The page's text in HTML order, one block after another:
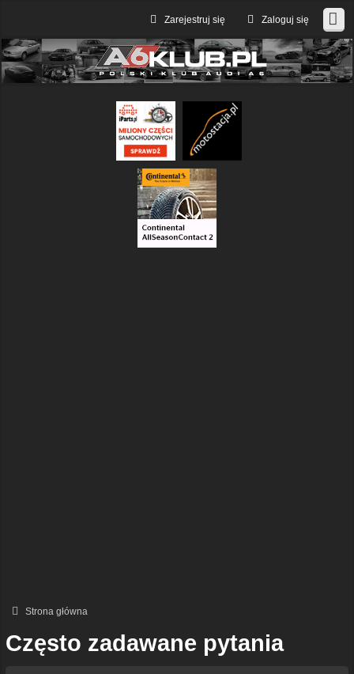
Zaloguj się
Zarejestruj się
Strona główna
Często zadawane pytania